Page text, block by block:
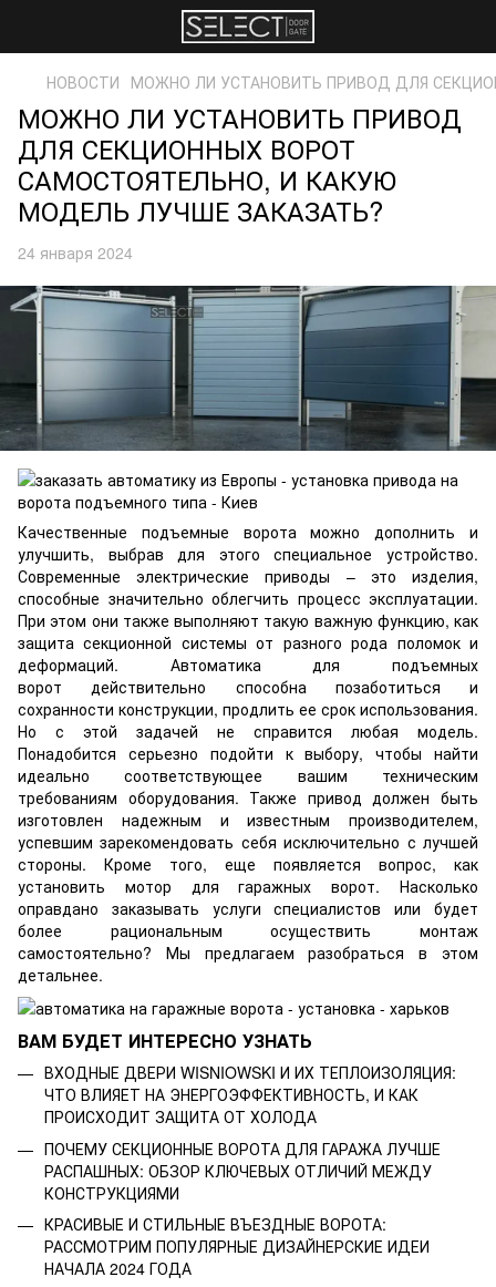
НОВОСТИ МОЖНО ЛИ УСТАНОВИТЬ ПРИВОД ДЛЯ
МОЖНО ЛИ УСТАНОВИТЬ ПРИВОД
ДЛЯ СЕКЦИОННЫХ ВОРОТ
САМОСТОЯТЕЛЬНО, И КАКУЮ
МОДЕЛЬ ЛУЧШЕ ЗАКАЗАТЬ?
24 января 2024
Качественные подъемные ворота можно дополнить и
улучшить, выбрав для этого специальное устройство.
Современные электрические приводы – это изделия,
способные значительно облегчить процесс эксплуатации.
При этом они также выполняют такую важную функцию, как
защита секционной системы от разного рода поломок и
деформаций. Автоматика для подъемных
ворот действительно способна позаботиться и
сохранности конструкции, продлить ее срок использования.
Но с этой задачей не справится любая модель.
Понадобится серьезно подойти к выбору, чтобы найти
идеально соответствующее вашим техническим
требованиям оборудования. Также привод должен быть
изготовлен надежным и известным производителем,
успевшим зарекомендовать себя исключительно с лучшей
стороны. Кроме того, еще появляется вопрос, как
установить мотор для гаражных ворот. Насколько
оправдано заказывать услуги специалистов или будет
более рациональным осуществить монтаж
самостоятельно? Мы предлагаем разобраться в этом
детальнее.
ВАМ БУДЕТ ИНТЕРЕСНО УЗНАТЬ
ВХОДНЫЕ ДВЕРИ WISNIOWSKI И ИХ ТЕПЛОИЗОЛЯЦИЯ:
ЧТО ВЛИЯЕТ НА ЭНЕРГОЭФФЕКТИВНОСТЬ, И КАК
ПРОИСХОДИТ ЗАЩИТА ОТ ХОЛОДА
ПОЧЕМУ СЕКЦИОННЫЕ ВОРОТА ДЛЯ ГАРАЖА ЛУЧШЕ
РАСПАШНЫХ: ОБЗОР КЛЮЧЕВЫХ ОТЛИЧИЙ МЕЖДУ
КОНСТРУКЦИЯМИ
КРАСИВЫЕ И СТИЛЬНЫЕ ВЪЕЗДНЫЕ ВОРОТА:
РАССМОТРИМ ПОПУЛЯРНЫЕ ДИЗАЙНЕРСКИЕ ИДЕИ
НАЧАЛА 2024 ГОДА